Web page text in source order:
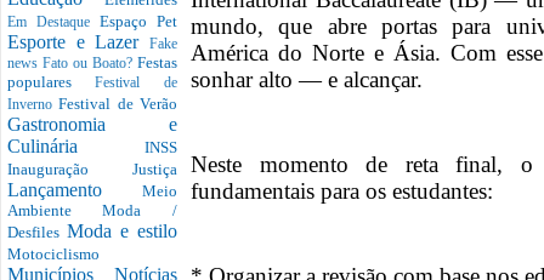
Em Destaque Espaço Pet
Esporte e Lazer
Fake
news Fato ou Boato? Festas
popularesFestival de
InvernoFestival de Verão
Gastronomia e
Culinária INSS
Inauguração Justiça
Lançamento Meio
AmbienteModa /
Desfiles Moda e estilo
Motociclismo
Municípios Notícias
mundo, que abre portas para
América do Norte e Ásia. Com
sonhar alto — e alcançar.
Neste momento de reta final, o
fundamentais para os estudantes: